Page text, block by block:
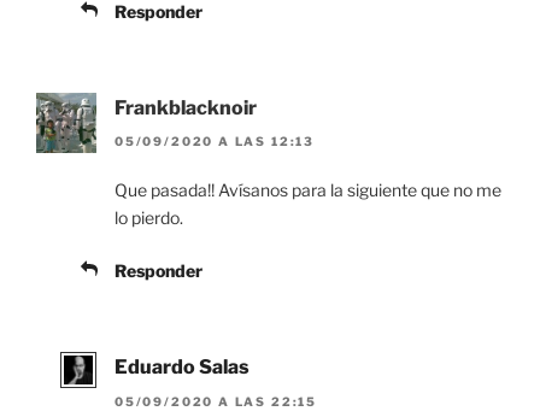
Responder
Frankblacknoir
05/09/2020 A LAS 12:13
Que pasada!! Avísanos para la siguiente que no me
lo pierdo.
Responder
Eduardo Salas
05/09/2020 A LAS 22:15